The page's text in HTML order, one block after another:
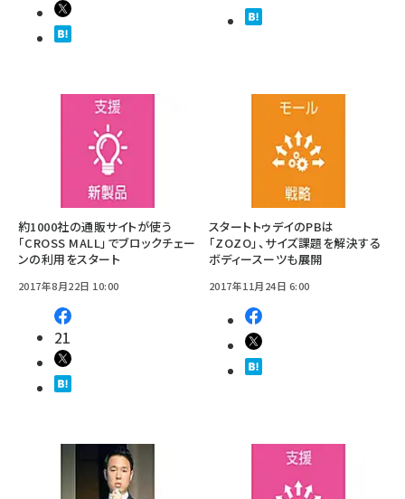
約1000社の通販サイトが使う
「CROSS MALL」でブロックチェー
ンの利用をスタート
2017年8月22日 10:00
21
スタートトゥデイのPBは
「ZOZO」、サイズ課題を解決する
ボディースーツも展開
2017年11月24日 6:00